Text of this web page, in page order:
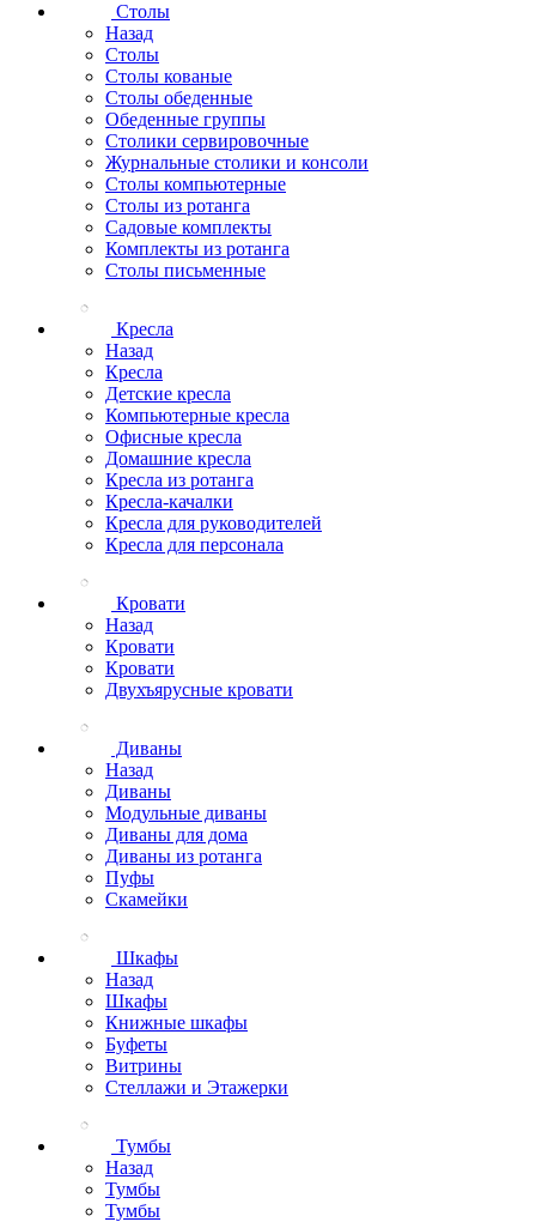
Столы
Назад
Столы
Столы кованые
Столы обеденные
Обеденные группы
Столики сервировочные
Журнальные столики и консоли
Столы компьютерные
Столы из ротанга
Садовые комплекты
Комплекты из ротанга
Столы письменные
Кресла
Назад
Кресла
Детские кресла
Компьютерные кресла
Офисные кресла
Домашние кресла
Кресла из ротанга
Кресла-качалки
Кресла для руководителей
Кресла для персонала
Кровати
Назад
Кровати
Кровати
Двухъярусные кровати
Диваны
Назад
Диваны
Модульные диваны
Диваны для дома
Диваны из ротанга
Пуфы
Скамейки
Шкафы
Назад
Шкафы
Книжные шкафы
Буфеты
Витрины
Стеллажи и Этажерки
Тумбы
Назад
Тумбы
Тумбы